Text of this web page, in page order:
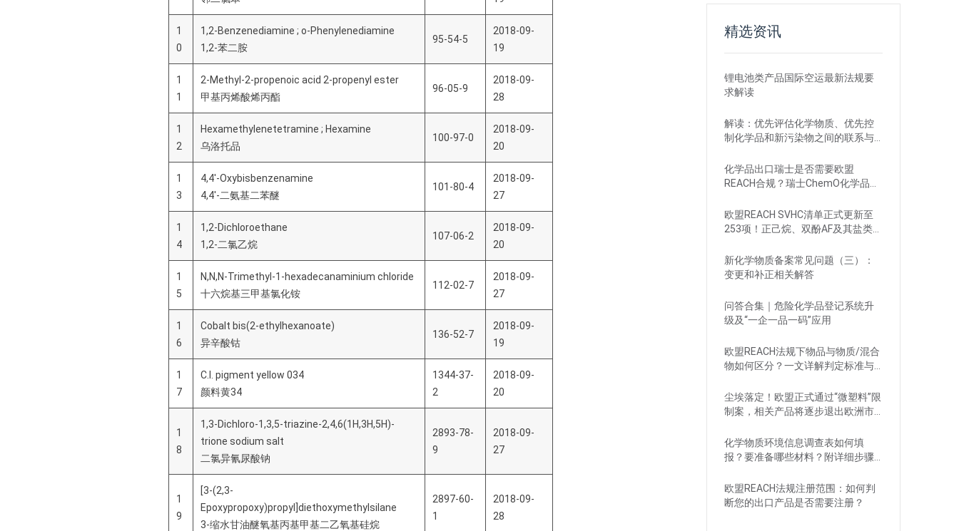
1
0
1,2-Benzenediamine ; o-Phenylenediamine
1,2-苯二胺
95-54-5
2018-09-
19
1
1
2-Methyl-2-propenoic acid 2-propenyl ester
甲基丙烯酸烯丙酯
96-05-9
2018-09-
28
1
2
Hexamethylenetetramine ; Hexamine
乌洛托品
100-97-0
2018-09-
20
1
3
4,4'-Oxybisbenzenamine
4,4'-二氨基二苯醚
101-80-4
2018-09-
27
1
4
1,2-Dichloroethane
1,2-二氯乙烷
107-06-2
2018-09-
20
1
5
N,N,N-Trimethyl-1-hexadecanaminium chloride
十六烷基三甲基氯化铵
112-02-7
2018-09-
27
1
6
Cobalt bis(2-ethylhexanoate)
异辛酸钴
136-52-7
2018-09-
19
1
7
C.I. pigment yellow 034
颜料黄34
1344-37-
2
2018-09-
20
1
8
1,3-Dichloro-1,3,5-triazine-2,4,6(1H,3H,5H)-
trione sodium salt
二氯异氰尿酸钠
2893-78-
9
2018-09-
27
1
9
[3-(2,3-
Epoxypropoxy)propyl]diethoxymethylsilane
3-缩水甘油醚氧基丙基甲基二乙氧基硅烷
2897-60-
1
2018-09-
28
精选资讯
锂电池类产品国际空运最新法规要
求解读
解读：优先评估化学物质、优先控
制化学品和新污染物之间的联系与
化学品出口瑞士是否需要欧盟
REACH合规？瑞士ChemO化学品法
欧盟REACH SVHC清单正式更新至
253项！正己烷、双酚AF及其盐类物
新化学物质备案常见问题（三）：
变更和补正相关解答
问答合集｜危险化学品登记系统升
级及“一企一品一码”应用
欧盟REACH法规下物品与物质/混合
物如何区分？一文详解判定标准与
尘埃落定！欧盟正式通过“微塑料”限
制案，相关产品将逐步退出欧洲市
化学物质环境信息调查表如何填
报？要准备哪些材料？附详细步骤
欧盟REACH法规注册范围：如何判
断您的出口产品是否需要注册？